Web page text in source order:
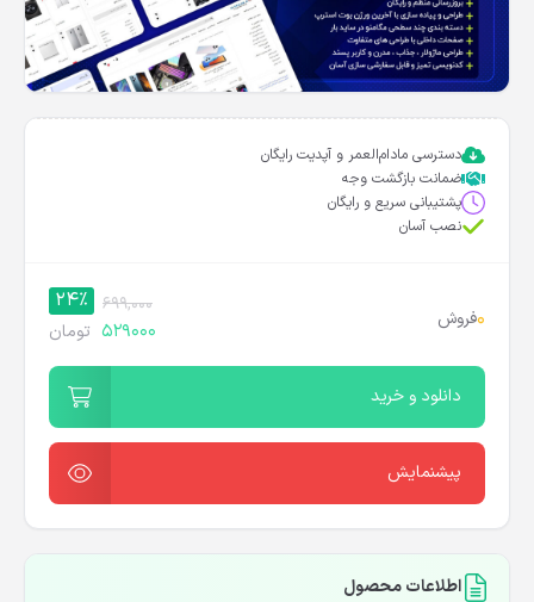
دسترسی مادام‌العمر و آپدیت رایگان
ضمانت بازگشت وجه
پشتیبانی سریع و رایگان
نصب آسان
0فروش
699,000
24%
529000 تومان
دانلود و خرید
پیشنمایش
اطلاعات محصول